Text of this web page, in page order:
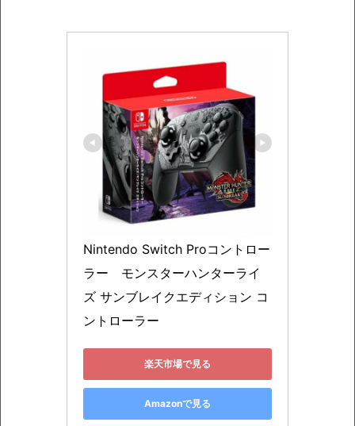
Nintendo Switch Proコントロー
ラー　モンスターハンターライ
ズ サンブレイクエディション コ
ントローラー
楽天市場で見る
Amazonで見る